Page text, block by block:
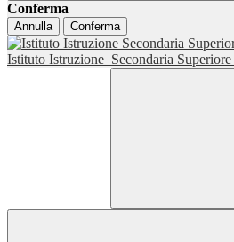
Conferma
Annulla Conferma
Istituto Istruzione Secondaria Superiore